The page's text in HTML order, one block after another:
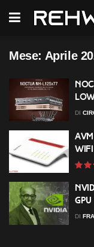
Mese: Aprile
DI
DI